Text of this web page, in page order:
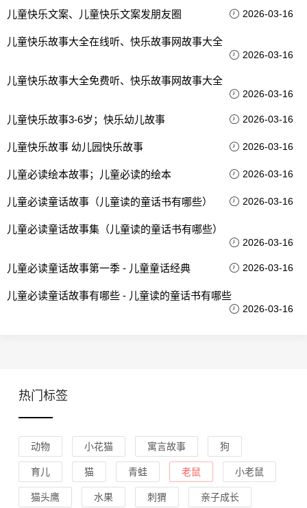
儿童快乐文案、儿童快乐文案发朋友圈 2026-03-16
儿童快乐故事大全在线听、快乐故事网故事大全
2026-03-16
儿童快乐故事大全免费听、快乐故事网故事大全
2026-03-16
儿童快乐故事3-6岁；快乐幼儿故事 2026-03-16
儿童快乐故事 幼儿园快乐故事 2026-03-16
儿童必读绘本故事；儿童必读的绘本 2026-03-16
儿童必读童话故事（儿童读的童话书有哪些） 2026-03-16
儿童必读童话故事集（儿童读的童话书有哪些）
2026-03-16
儿童必读童话故事第一季 - 儿童童话经典 2026-03-16
儿童必读童话故事有哪些 - 儿童读的童话书有哪些
2026-03-16
热门标签
动物 小花猫 寓言故事 狗
育儿 猫 青蛙 老鼠 小老鼠
猫头鹰 水果 刺猬 亲子成长